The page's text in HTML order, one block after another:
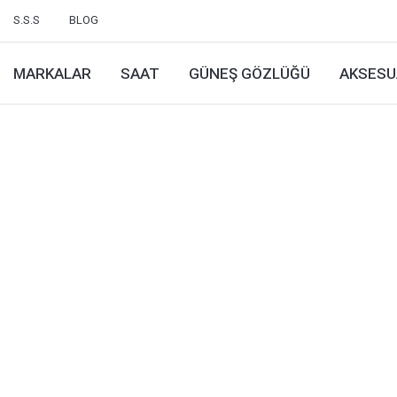
S.S.S BLOG
MARKALAR SAAT GÜNEŞ GÖZLÜĞÜ